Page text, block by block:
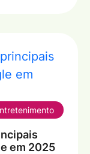
em 2025